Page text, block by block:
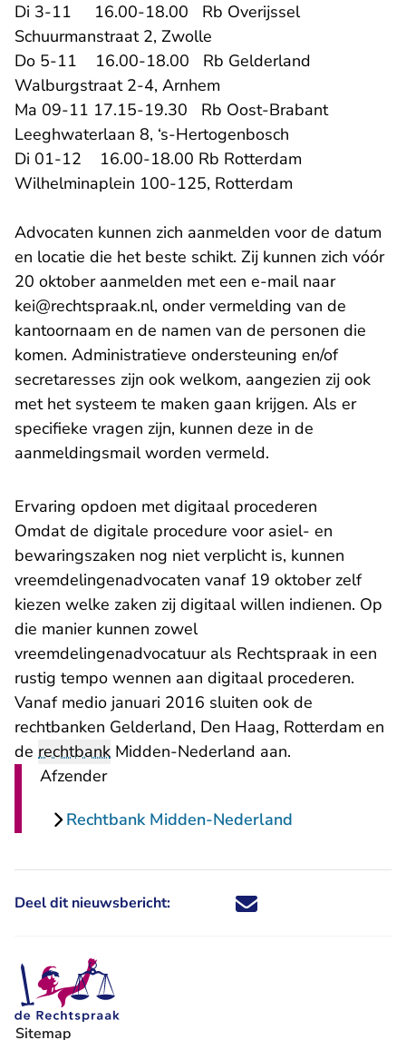
Di 3-11 16.00-18.00 Rb Overijssel
Schuurmanstraat 2, Zwolle
Do 5-11 16.00-18.00 Rb Gelderland
Walburgstraat 2-4, Arnhem
Ma 09-11 17.15-19.30 Rb Oost-Brabant
Leeghwaterlaan 8, ‘s-Hertogenbosch
Di 01-12 16.00-18.00 Rb Rotterdam
Wilhelminaplein 100-125, Rotterdam
Advocaten kunnen zich aanmelden voor de datum
en locatie die het beste schikt. Zij kunnen zich vóór
20 oktober aanmelden met een e-mail naar
kei@rechtspraak.nl- U verlaat Rechtspraak.nl
, onder vermelding van de
kantoornaam en de namen van de personen die
komen. Administratieve ondersteuning en/of
secretaresses zijn ook welkom, aangezien zij ook
met het systeem te maken gaan krijgen. Als er
specifieke vragen zijn, kunnen deze in de
aanmeldingsmail worden vermeld.
Ervaring opdoen met digitaal procederen
Omdat de digitale procedure voor asiel- en
bewaringszaken nog niet verplicht is, kunnen
vreemdelingenadvocaten vanaf 19 oktober zelf
kiezen welke zaken zij digitaal willen indienen. Op
die manier kunnen zowel
vreemdelingenadvocatuur als Rechtspraak in een
rustig tempo wennen aan digitaal procederen.
Vanaf medio januari 2016 sluiten ook de
rechtbanken Gelderland, Den Haag, Rotterdam en
de rechtbank Midden-Nederland aan.
Afzender
Rechtbank Midden-Nederland
Deel dit nieuwsbericht: Deel dit nieuwsbericht via X -
Deel dit nieuwsbericht via
Deel dit nieuwsbericht
Deel dit
Sitemap